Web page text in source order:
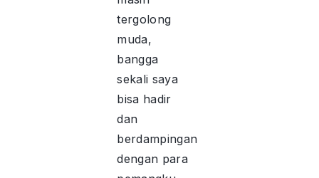
tergolong
muda,
bangga
sekali saya
bisa hadir
dan
berdampingan
dengan para